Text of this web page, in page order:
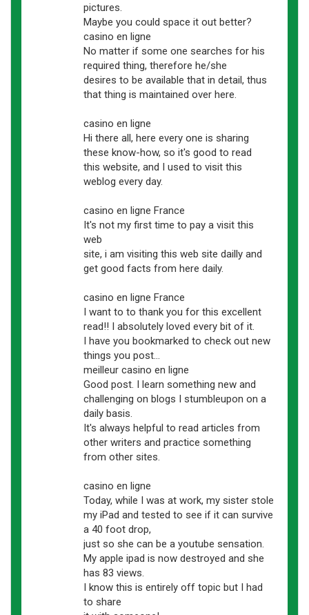
pictures.
Maybe you could space it out better?
casino en ligne
No matter if some one searches for his
required thing, therefore he/she
desires to be available that in detail, thus
that thing is maintained over here.
casino en ligne
Hi there all, here every one is sharing
these know-how, so it's good to read
this website, and I used to visit this
weblog every day.
casino en ligne France
It's not my first time to pay a visit this
web
site, i am visiting this web site dailly and
get good facts from here daily.
casino en ligne France
I want to to thank you for this excellent
read!! I absolutely loved every bit of it.
I have you bookmarked to check out new
things you post…
meilleur casino en ligne
Good post. I learn something new and
challenging on blogs I stumbleupon on a
daily basis.
It's always helpful to read articles from
other writers and practice something
from other sites.
casino en ligne
Today, while I was at work, my sister stole
my iPad and tested to see if it can survive
a 40 foot drop,
just so she can be a youtube sensation.
My apple ipad is now destroyed and she
has 83 views.
I know this is entirely off topic but I had
to share